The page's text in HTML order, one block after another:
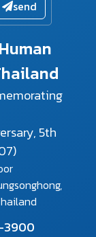
5th
3900
send